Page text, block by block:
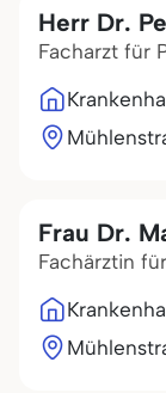
Herr Dr.
Facharzt für
Frau Dr.
Fachärztin